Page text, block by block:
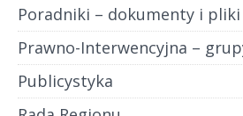
Poradniki – dokumenty i pliki
Prawno-Interwencyjna –
Publicystyka